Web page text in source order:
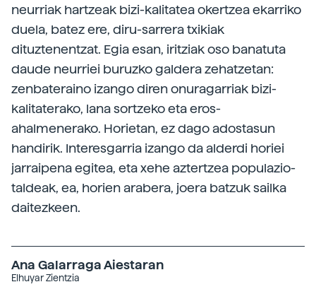
neurriak hartzeak bizi-kalitatea okertzea ekarriko
duela, batez ere, diru-sarrera txikiak
dituztenentzat. Egia esan, iritziak oso banatuta
daude neurriei buruzko galdera zehatzetan:
zenbateraino izango diren onuragarriak bizi-
kalitaterako, lana sortzeko eta eros-
ahalmenerako. Horietan, ez dago adostasun
handirik. Interesgarria izango da alderdi horiei
jarraipena egitea, eta xehe aztertzea populazio-
taldeak, ea, horien arabera, joera batzuk sailka
daitezkeen.
Ana Galarraga Aiestaran
Elhuyar Zientzia